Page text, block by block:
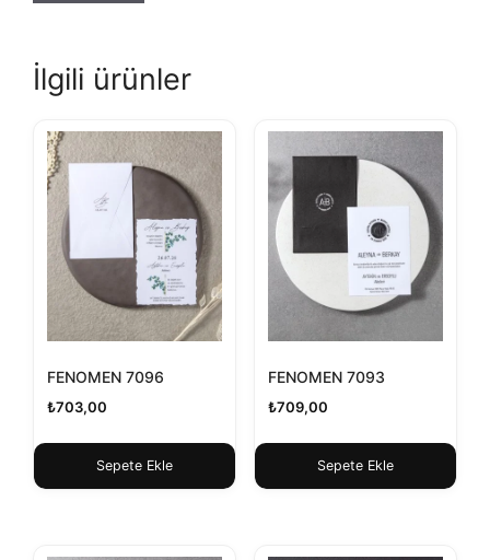
İlgili ürünler
FENOMEN 7096
₺703,00
Sepete Ekle
FENOMEN 7093
₺709,00
Sepete Ekle